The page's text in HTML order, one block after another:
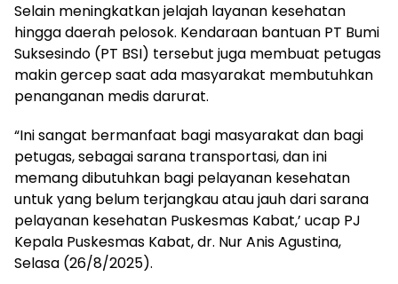
Selain meningkatkan jelajah layanan kesehatan
hingga daerah pelosok. Kendaraan bantuan PT Bumi
Suksesindo (PT BSI) tersebut juga membuat petugas
makin gercep saat ada masyarakat membutuhkan
penanganan medis darurat.
“Ini sangat bermanfaat bagi masyarakat dan bagi
petugas, sebagai sarana transportasi, dan ini
memang dibutuhkan bagi pelayanan kesehatan
untuk yang belum terjangkau atau jauh dari sarana
pelayanan kesehatan Puskesmas Kabat,’ ucap PJ
Kepala Puskesmas Kabat, dr. Nur Anis Agustina,
Selasa (26/8/2025).